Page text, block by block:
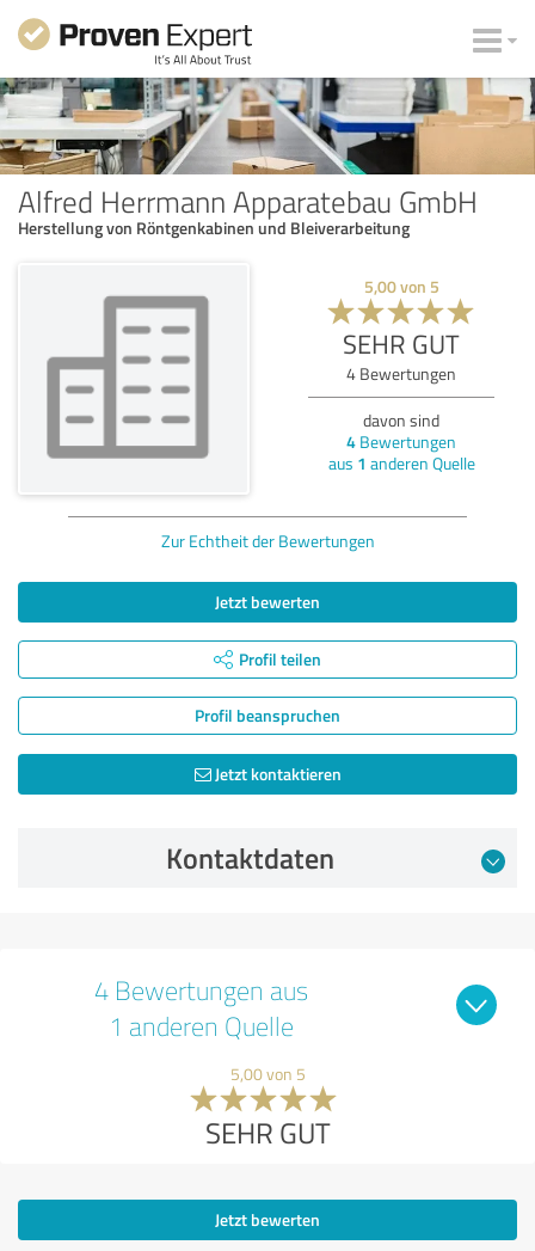
Alfred Herrmann Apparatebau GmbH
Herstellung von Röntgenkabinen und Bleiverarbeitung
5,00von 5
SEHR GUT
4 Bewertungen
davon sind
4 Bewertungen
aus 1 anderen Quelle
Zur Echtheit der Bewertungen
Jetzt bewerten
Profil teilen
Profil beanspruchen
Jetzt kontaktieren
Kontaktdaten
4 Bewertungen aus
1 anderen Quelle
5,00 von 5
SEHR GUT
Jetzt bewerten